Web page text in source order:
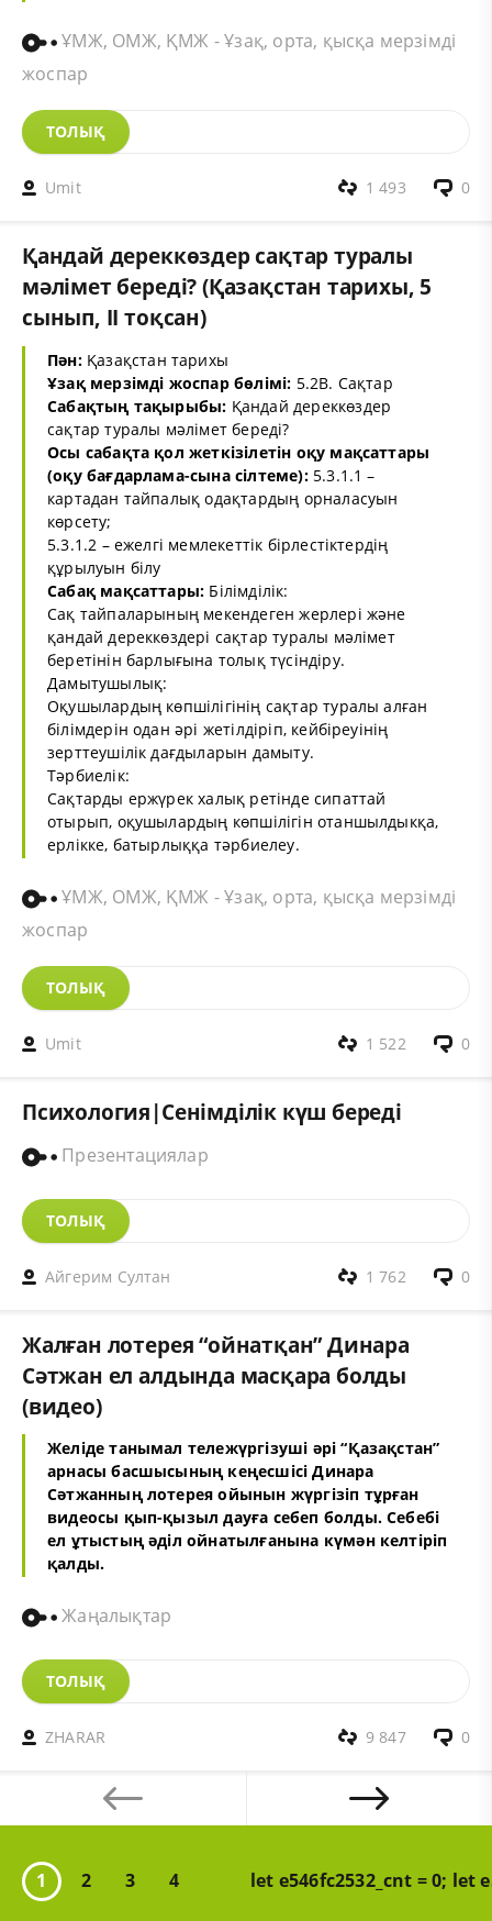
ҰМЖ, ОМЖ, ҚМЖ - Ұзақ, орта, қысқа мерзімді
жоспар
ТОЛЫҚ
Umit 0
1 493
Қандай дереккөздер сақтар туралы
мәлімет береді? (Қазақстан тарихы, 5
сынып, ІІ тоқсан)
Пән: Қазақстан тарихы
Ұзақ мерзімді жоспар бөлімі: 5.2В. Сақтар
Сабақтың тақырыбы: Қандай дереккөздер
сақтар туралы мәлімет береді?
Осы сабақта қол жеткізілетін оқу мақсаттары
(оқу бағдарлама-сына сілтеме):5.3.1.1 –
картадан тайпалық одақтардың орналасуын
көрсету;
5.3.1.2 – ежелгі мемлекеттік бірлестіктердің
құрылуын білу
Сабақ мақсаттары: Білімділік:
Сақ тайпаларының мекендеген жерлері және
қандай дереккөздері сақтар туралы мәлімет
беретінін барлығына толық түсіндіру.
Дамытушылық:
Оқушылардың көпшілігінің сақтар туралы алған
білімдерін одан әрі жетілдіріп, кейбіреуінің
зерттеушілік дағдыларын дамыту.
Тәрбиелік:
Сақтарды ержүрек халық ретінде сипаттай
отырып, оқушылардың көпшілігін отаншылдыкқа,
ерлікке, батырлыққа тәрбиелеу.
ҰМЖ, ОМЖ, ҚМЖ - Ұзақ, орта, қысқа мерзімді
жоспар
ТОЛЫҚ
Umit 0
1 522
Психология|Сенімділік күш береді
Презентациялар
ТОЛЫҚ
Айгерим Султан 0
1 762
Жалған лотерея “ойнатқан” Динара
Сәтжан ел алдында масқара болды
(видео)
Желіде танымал тележүргізуші әрі “Қазақстан”
арнасы басшысының кеңесшісі Динара
Сәтжанның лотерея ойынын жүргізіп тұрған
видеосы қып-қызыл дауға себеп болды. Себебі
ел ұтыстың әділ ойнатылғанына күмән келтіріп
қалды.
Жаңалықтар
ТОЛЫҚ
ZHARAR 0
9 847
1 2 3 4